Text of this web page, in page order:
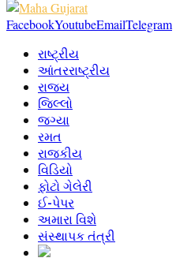
FacebookYoutubeEmailTelegram
રાષ્ટ્રીય
આંતરરાષ્ટ્રીય
રાજ્ય
જિલ્લો
જગ્યા
રમત
રાજકીય
વિડિયો
ફોટો ગેલેરી
ઈ-પેપર
અમારા વિશે
સંસ્થાપક તંત્રી